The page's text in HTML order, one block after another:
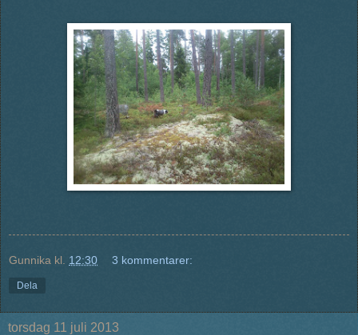
Gunnika kl. 12:30 3 kommentarer:
Dela
torsdag 11 juli 2013